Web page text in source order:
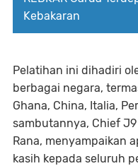
Kebakaran
Pelatihan ini dihadiri
berbagai negara,
Ghana, China, Italia,
sambutannya, Chief J9
Rana, menyampaikan
kasih kepada seluruh